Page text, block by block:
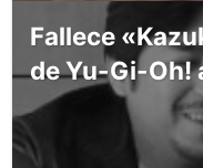
Fallece
de Yu-Gi-Oh!